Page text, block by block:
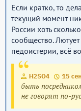
Если кратко, то
текущий момент
России хоть
сообщество.
педоистерии, всё
H2SO4 15
быть
не говорят по-